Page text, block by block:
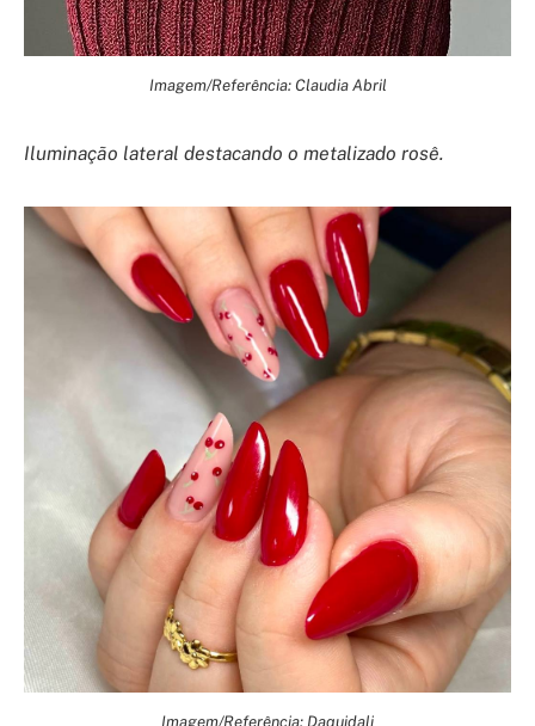
Imagem/Referência: Claudia Abril
Iluminação lateral destacando o metalizado rosê.
Imagem/Referência: Daquidali